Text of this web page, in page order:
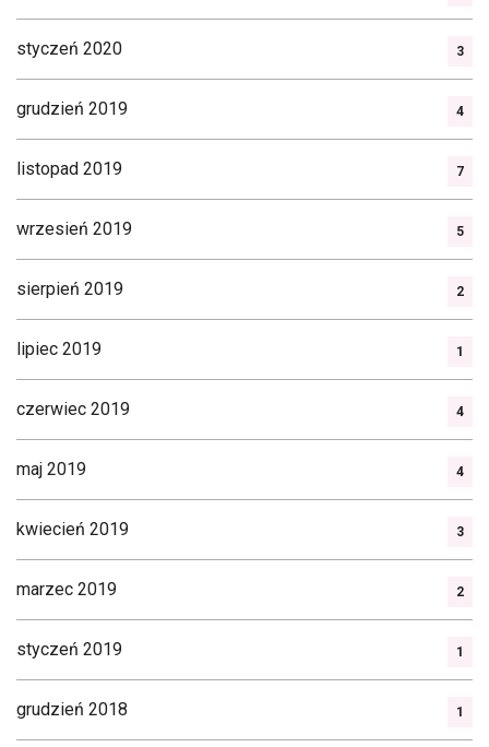
styczeń 2020 3
grudzień 2019 4
listopad 2019 7
wrzesień 2019 5
sierpień 2019 2
lipiec 2019 1
czerwiec 2019 4
maj 2019 4
kwiecień 2019 3
marzec 2019 2
styczeń 2019 1
grudzień 2018 1